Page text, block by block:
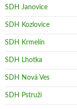
SDH Janovice
SDH Kozlovice
SDH Krmelín
SDH Lhotka
SDH Nová Ves
SDH Pstruží